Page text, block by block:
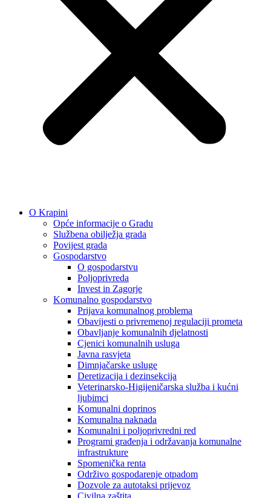
O Krapini
Opće informacije o Gradu
Službena obilježja grada
Povijest grada
Gospodarstvo
O gospodarstvu
Poljoprivreda
Invest in Zagorje
Komunalno gospodarstvo
Prijava komunalnog problema
Obavijesti o privremenoj regulaciji prometa
Obavljanje komunalnih djelatnosti
Cjenici komunalnih usluga
Javna rasvjeta
Dimnjačarske usluge
Deretizacija i dezinsekcija
Veterinarsko-Higijeničarska služba i kućni
ljubimci
Komunalni doprinos
Komunalna naknada
Komunalni i poljoprivredni red
Programi građenja i održavanja komunalne
infrastrukture
Spomenička renta
Održivo gospodarenje otpadom
Dozvole za autotaksi prijevoz
Civilna zaštita